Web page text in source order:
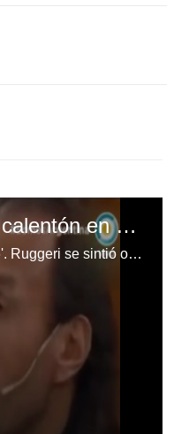
Exfutbolistas argentinos y su tremendo calentón en vivo: "No tienen huevos"
Lombardi hizo una crítica con la selección argentina del 86'. Ruggeri se sintió ofendido y respondió.